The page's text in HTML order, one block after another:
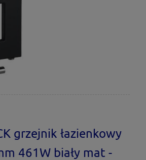
grzejnik łazienkowy
461W biały mat -